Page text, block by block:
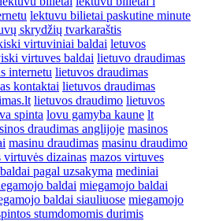
lektuvu bilietai paskutine minute
skrydžių tvarkaraštis
virtuviniai baldai letuvos
virtuves baldai lietuvo draudimas
internetu lietuvos draudimas
kontaktai lietuvos draudimas
lietuvos draudimo lietuvos
spinta lovu gamyba kaune lt
draudimas anglijoje masinos
masinu draudimas masinu draudimo
virtuvės dizainas mazos virtuves
pagal uzsakyma mediniai
baldai miegamojo baldai
baldai siauliuose miegamojo
stumdomomis durimis